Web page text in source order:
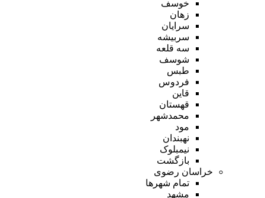
خوسف
زهان
سرایان
سربیشه
سه قلعه
شوسف
طبس
فردوس
قاین
قهستان
محمدشهر
مود
نهبندان
نیمبلوک
بازگشت
خراسان رضوی
تمام شهر‌ها
مشهد